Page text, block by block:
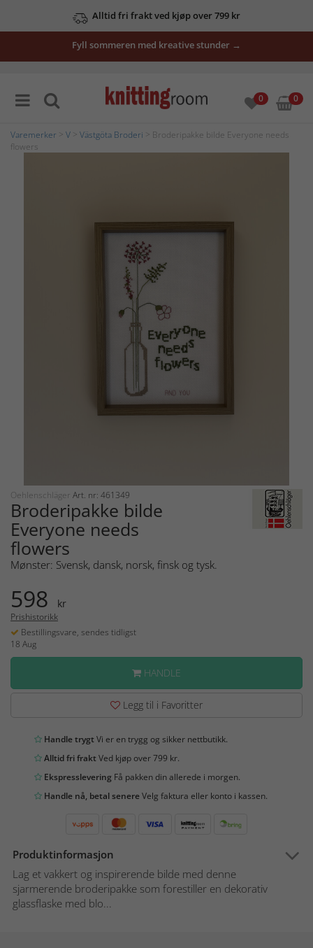
Alltid fri frakt ved kjøp over 799 kr
Fyll sommeren med kreative stunder →
0 0
Varemerker V Västgöta Broderi > Broderipakke bilde Everyone needs
flowers
Oehlenschläger Art. nr: 461349
Broderipakke bilde
Everyone needs
flowers
Mønster: Svensk, dansk, norsk, finsk og tysk.
598 kr
Prishistorikk
Bestillingsvare, sendes tidligst
18 Aug
HANDLE
Legg til i Favoritter
Handle trygtVi er en trygg og sikker nettbutikk.
Alltid fri fraktVed kjøp over 799 kr.
Ekspresslevering Få pakken din allerede i morgen.
Handle nå, betal senereVelg faktura eller konto i kassen.
Produktinformasjon
Lag et vakkert og inspirerende bilde med denne
sjarmerende broderipakke som forestiller en dekorativ
glassflaske med blo...